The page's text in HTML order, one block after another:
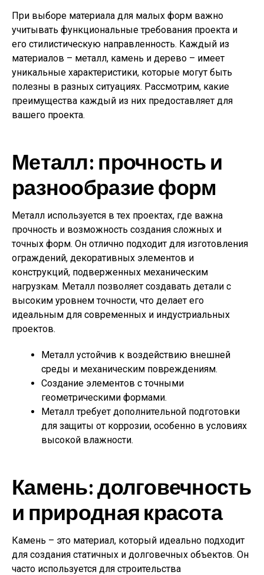
При выборе материала для малых форм важно
учитывать функциональные требования проекта и
его стилистическую направленность. Каждый из
материалов – металл, камень и дерево – имеет
уникальные характеристики, которые могут быть
полезны в разных ситуациях. Рассмотрим, какие
преимущества каждый из них предоставляет для
вашего проекта.
Металл: прочность и
разнообразие форм
Металл используется в тех проектах, где важна
прочность и возможность создания сложных и
точных форм. Он отлично подходит для изготовления
ограждений, декоративных элементов и
конструкций, подверженных механическим
нагрузкам. Металл позволяет создавать детали с
высоким уровнем точности, что делает его
идеальным для современных и индустриальных
проектов.
Металл устойчив к воздействию внешней
среды и механическим повреждениям.
Создание элементов с точными
геометрическими формами.
Металл требует дополнительной подготовки
для защиты от коррозии, особенно в условиях
высокой влажности.
Камень: долговечность
и природная красота
Камень – это материал, который идеально подходит
для создания статичных и долговечных объектов. Он
часто используется для строительства